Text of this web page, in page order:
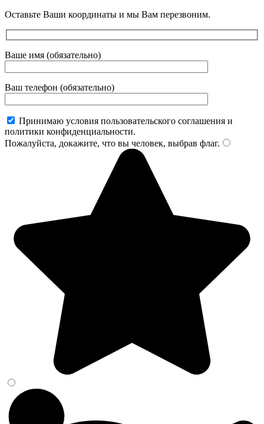
Оставьте Ваши координаты и мы Вам перезвоним.
Ваше имя (обязательно)
Ваш телефон (обязательно)
Принимаю условия пользовательского соглашения и
политики конфиденциальности.
Пожалуйста, докажите, что вы человек, выбрав флаг.